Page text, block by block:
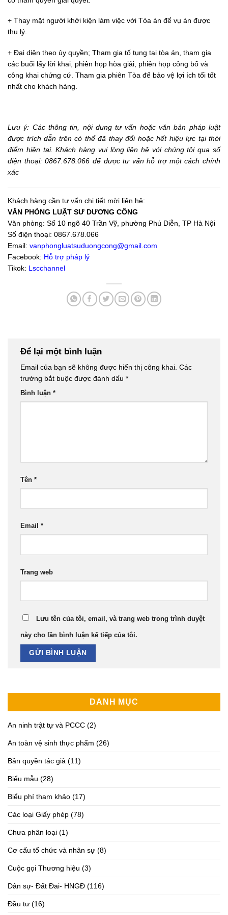
+ Thay mặt người khởi kiện làm việc với Tòa án để vụ án được
thụ lý.
+ Đại diện theo ủy quyền; Tham gia tố tụng tại tòa án, tham gia
các buổi lấy lời khai, phiên họp hòa giải, phiên họp công bố và
công khai chứng cứ. Tham gia phiên Tòa để bảo vệ lợi ích tối tốt
nhất cho khách hàng.
Lưu ý: Các thông tin,
nội dung tư vấn hoặc văn bản pháp luật
được trích dẫn trên có thể đã thay đổi hoặc hết hiệu lực tại thời
điểm hiện tại. Khách hàng vui lòng liên hệ với chúng tôi qua số
điện thoại: 0867.678.066 để được tư vấn hỗ trợ mộtcách chính
xác
Khách hàng cần tư vấn chi tiết mời liên hệ:
VĂN PHÒNG LUẬT SƯ DƯƠNG CÔNG
Văn phòng: Số 10 ngõ 40 Trần Vỹ, phường Phú Diễn, TP Hà Nội
Số điện thoại: 0867.678.066
Email: vanphongluatsuduongcong@gmail.com
Facebook: Hỗ trợ pháp lý
Tikok: Lscchannel
Để lại một bình luận
Email của bạn sẽ không được hiển thị công khai. Các
trường bắt buộc được đánh dấu *
Bình luận *
Tên *
Email *
Trang web
Lưu tên của tôi, email, và trang web trong trình duyệt
này cho lần bình luận kế tiếp của tôi.
DANH MỤC
An ninh trật tự và PCCC (2)
An toàn vệ sinh thực phẩm (26)
Bản quyền tác giả (11)
Biểu mẫu (28)
Biểu phí tham khảo (17)
Các loại Giấy phép (78)
Chưa phân loại (1)
Cơ cấu tổ chức và nhân sự (8)
Cuộc gọi Thương hiệu (3)
Dân sự- Đất Đai- HNGĐ (116)
Đầu tư (16)